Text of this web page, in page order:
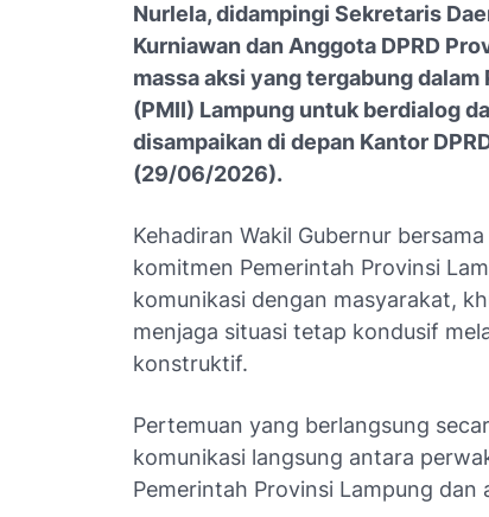
Nurlela, didampingi Sekretaris
Kurniawan dan Anggota DPRD
massa aksi yang tergabung
(PMII) Lampung untuk berdialog
disampaikan di depan Kantor
(29/06/2026).
Kehadiran Wakil Gubernur
komitmen Pemerintah Provinsi
komunikasi dengan masyarakat,
menjaga situasi tetap kondusif
konstruktif.
Pertemuan yang berlangsung
komunikasi langsung antara
Pemerintah Provinsi Lampung dan